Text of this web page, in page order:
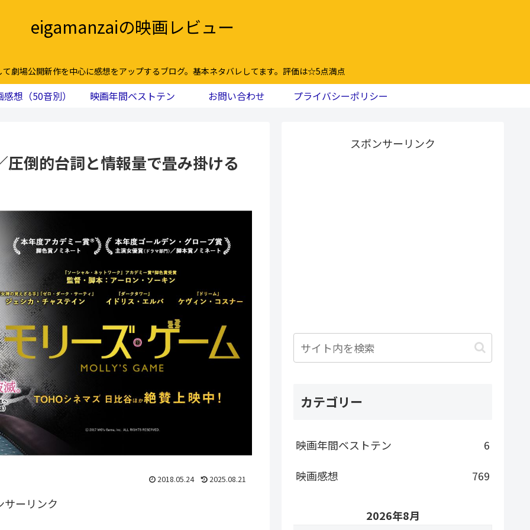
eigamanzaiの映画レビュー
劇場公開新作を中心に感想をアップするブログ。基本ネタバレしてます。評価は☆5点満点
感想（50音別） 映画年間ベストテン お問い合わせ プライバシーポリシー
倒的台詞と情報量で畳み掛ける
2018.05.24 2025.08.21
サーリンク
スポンサーリンク
カテゴリー
映画年間ベストテン
6
映画感想
769
2026年8月